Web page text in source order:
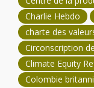
Charlie Hebdo
charte des
Circonscription
Climate Equity
Colombie